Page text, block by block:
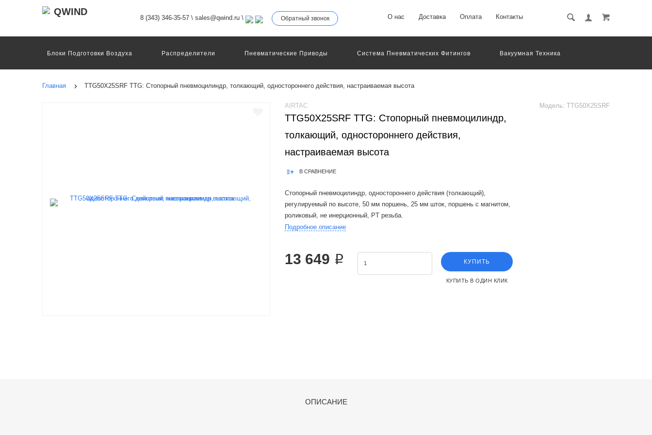
8 (343) 346-35-57 \ sales@qwind.ru \ Обратный звонок О нас Доставка Оплата Контакты
Блоки Подготовки Воздуха Распределители Пневматические Приводы Система Пневматических Фитингов
Вакуумная Техника
Motion Terminal
Системы Перемещения Технология Управления Электрические Приводы
Главная TTG50X25SRF TTG: Стопорный пневмоцилиндр, толкающий, одностороннего действия, настраиваемая высота
Модель: TTG50X25SRF
AIRTAC
TTG50X25SRF TTG: Стопорный пневмоцилиндр,
толкающий, одностороннего действия,
настраиваемая высота
В СРАВНЕНИЕ
Стопорный пневмоцилиндр, одностороннего действия (толкающий),
регулируемый по высоте, 50 мм поршень, 25 мм шток, поршень с магнитом,
роликовый, не инерционный, PT резьба.
Подробное описание
13 649 ₽ КУПИТЬ
КУПИТЬ В ОДИН КЛИК
ОПИСАНИЕ